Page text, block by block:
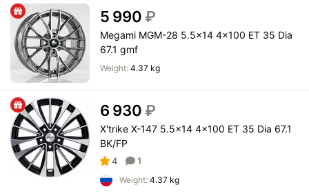
5 990 ₽
Megami MGM-28 5.5x14 4x100 ET 35 Dia
67.1 gmf
Weight: 4.37 kg
6 930 ₽
X'trike X-147 5.5x14 4x100 ET 35 Dia 67.1
BK/FP
4 1
Weight: 4.37 kg